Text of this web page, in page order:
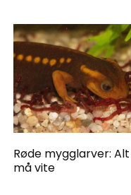
Røde mygglarver:
må vite